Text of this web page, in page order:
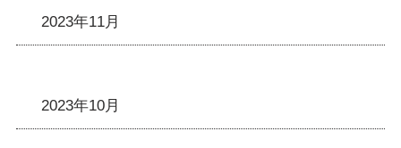
2023年11月
2023年10月